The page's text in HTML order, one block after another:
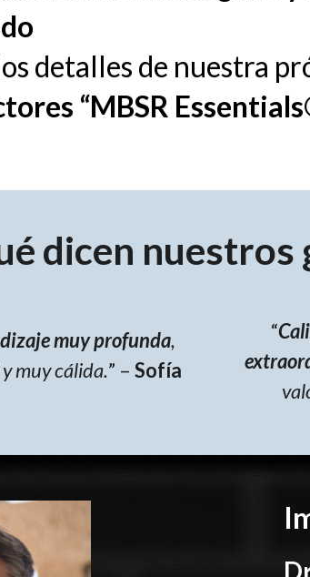
detalles de nuestra
“MBSR
dicen nuestros
muy profunda,
muy cálida.” – Sofía
“